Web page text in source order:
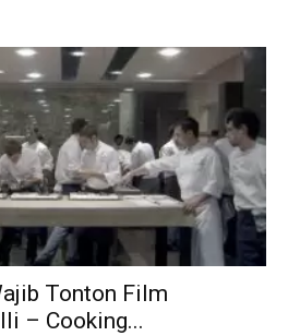
Tonton Film
– Cooking...